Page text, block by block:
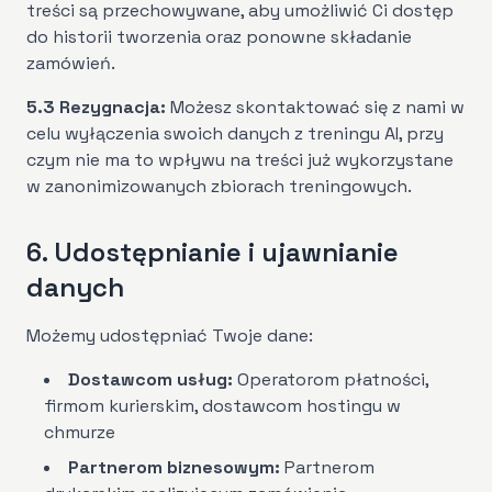
treści są przechowywane, aby umożliwić Ci dostęp
do historii tworzenia oraz ponowne składanie
zamówień.
5.3 Rezygnacja: Możesz skontaktować się z nami w
celu wyłączenia swoich danych z treningu AI, przy
czym nie ma to wpływu na treści już wykorzystane
w zanonimizowanych zbiorach treningowych.
6. Udostępnianie i ujawnianie
danych
Możemy udostępniać Twoje dane:
Dostawcom usług: Operatorom płatności,
firmom kurierskim, dostawcom hostingu w
chmurze
Partnerom biznesowym: Partnerom